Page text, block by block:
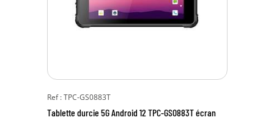
Ref : TPC-GS0883T
Tablette durcie 5G Android 12 TPC-GS0883T écran